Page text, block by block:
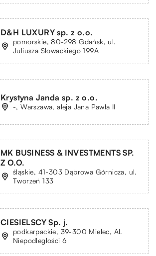
D&H LUXURY sp. z o.o.
pomorskie, 80-298 Gdańsk, ul.
Juliusza Słowackiego 199A
Krystyna Janda sp. z o.o.
-, Warszawa, aleja Jana Pawła II
MK BUSINESS & INVESTMENTS SP.
Z O.O.
śląskie, 41-303 Dąbrowa Górnicza, ul.
Tworzeń 133
CIESIELSCY Sp. j.
podkarpackie, 39-300 Mielec, Al.
Niepodległości 6